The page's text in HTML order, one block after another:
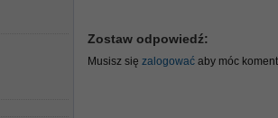
Zostaw odpowiedź:
Musisz się zalogować aby móc